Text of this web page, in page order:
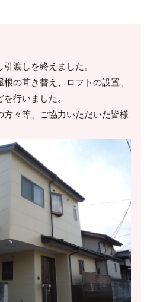
渡しを終えました。
の葺き替え、ロフトの設置、
行いました。
方々等、ご協力いただいた皆様